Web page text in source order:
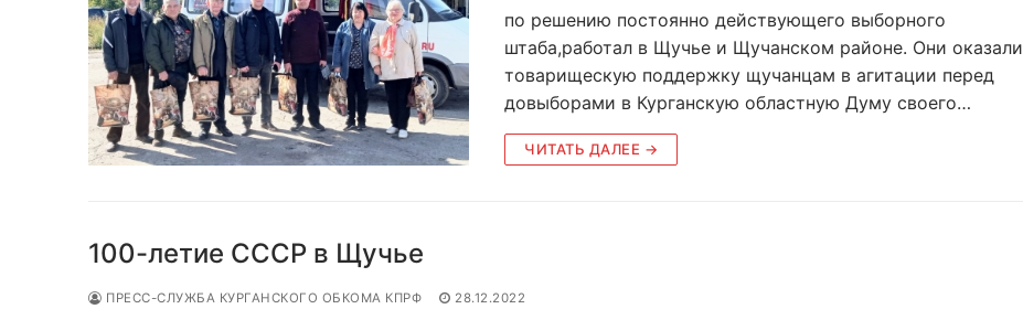
по решению постоянно действующего выборного
штаба,работал в Щучье и Щучанском районе. Они оказали
товарищескую поддержку щучанцам в агитации перед
довыборами в Курганскую областную Думу своего…
ЧИТАТЬ ДАЛЕЕ →
100-летие СССР в Щучье
ПРЕСС-СЛУЖБА КУРГАНСКОГО ОБКОМА КПРФ 28.12.2022